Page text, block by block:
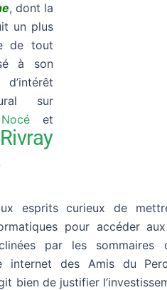
, dont la
un plus
de tout
à son
sur
et
esprits curieux de
pour accéder aux
par les sommaires
des Amis du
bien de justifier